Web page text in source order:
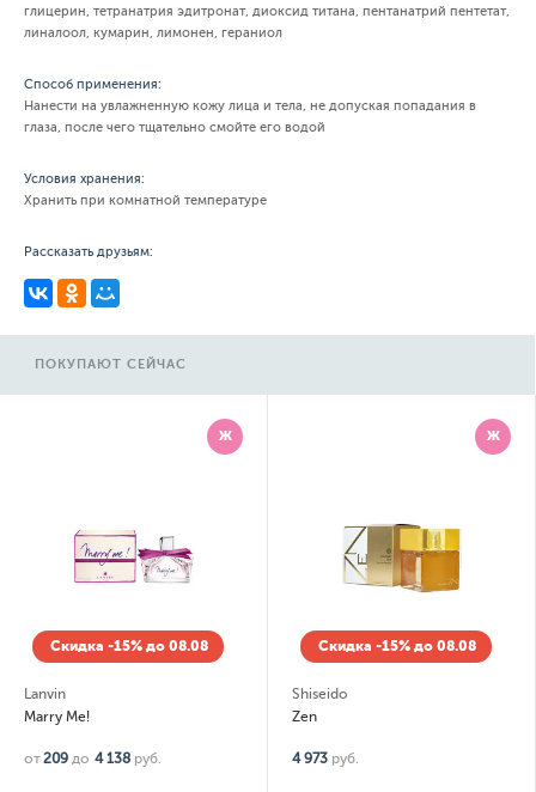
глицерин, тетранатрия эдитронат, диоксид титана, пентанатрий пентетат,
линалоол, кумарин, лимонен, гераниол
Способ применения:
Нанести на увлажненную кожу лица и тела, не допуская попадания в
глаза, после чего тщательно смойте его водой
Условия хранения:
Хранить при комнатной температуре
Рассказать друзьям:
ПОКУПАЮТ СЕЙЧАС
Ж
Скидка -15% до 08.08
Lanvin
Marry Me!
от209 до 4 138 руб.
Ж
Скидка -15% до 08.08
Shiseido
Zen
4 973 руб.